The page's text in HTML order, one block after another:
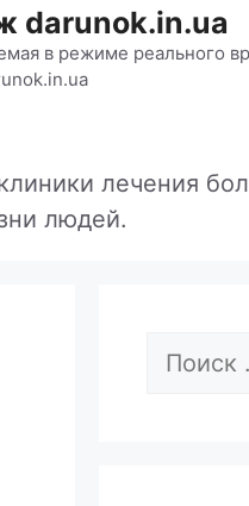
darunok.in.ua
в режиме реального
лечения
людей.
Поиск: